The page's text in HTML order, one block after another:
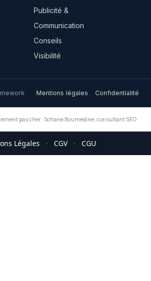
Publicité &
Communication
Conseils
Visibilité
Mentions légales Confidentialité
pas cher · Sofiane Boumedine, consultant SEO
Légales · CGV · CGU